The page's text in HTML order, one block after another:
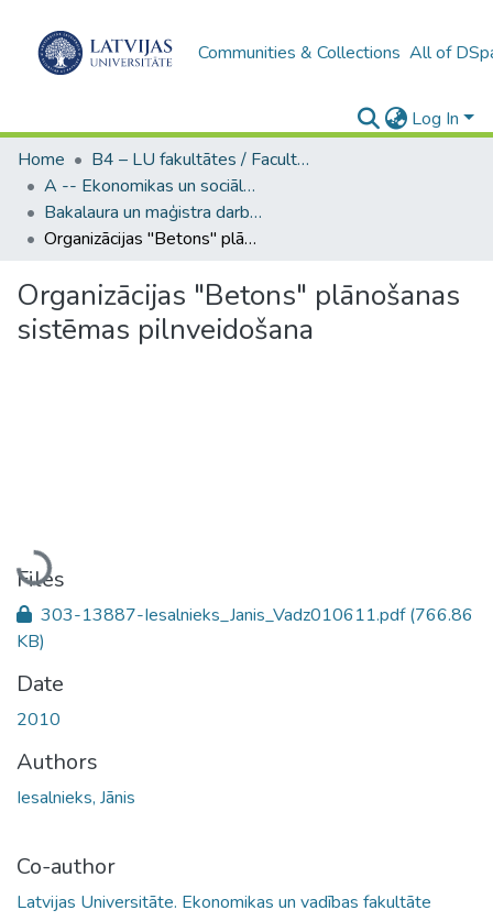
Communities & Collections All of
Log In
Home
B4 – LU fakultātes / Faculties of the UL
A -- Ekonomikas un sociālo zinātņu fakultāte / Faculty of Economics and Social Sciences
Bakalaura un maģistra darbi (ESZF) / Bachelor's and Master's theses
Organizācijas "Betons" plānošanas sistēmas pilnveidošana
Organizācijas "Betons" plānošanas
sistēmas pilnveidošana
Loading...
Files
303-13887-Iesalnieks_Janis_Vadz010611.pdf(766.86
KB)
Date
2010
Authors
Iesalnieks, Jānis
Co-author
Latvijas Universitāte. Ekonomikas un vadības fakultāte